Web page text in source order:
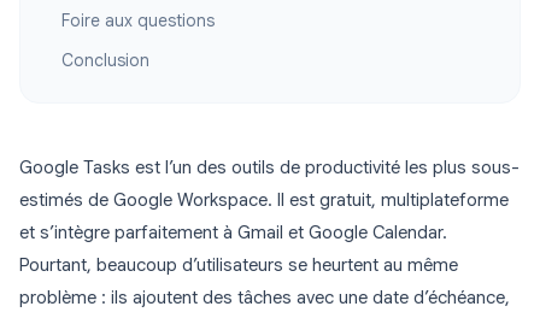
Foire aux questions
Conclusion
Google Tasks est l’un des outils de productivité les plus sous-
estimés de Google Workspace. Il est gratuit, multiplateforme
et s’intègre parfaitement à Gmail et Google Calendar.
Pourtant, beaucoup d’utilisateurs se heurtent au même
problème : ils ajoutent des tâches avec une date d’échéance,